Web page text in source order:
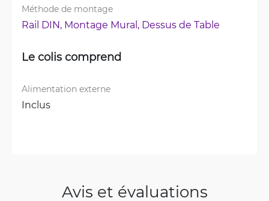
Méthode de montage
Rail DIN, Montage Mural, Dessus de Table
Le colis comprend
Alimentation externe
Inclus
Avis et évaluations